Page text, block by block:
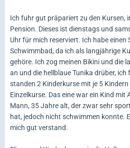
Ich fuhr gut präpariert zu den Kursen,
Pension. Dieses ist dienstags und
Uhr für mich reserviert. Ich habe einen
Schwimmbad, da ich als langjährige
gehöre. Ich zog meinen Bikini und die
an und die hellblaue Tunika drüber,
standen 2 Kinderkurse mit je 5
Einzelkurse. Das eine war ein Kind mit
Mann, 35 Jahre alt, der zwar sehr
hat, jedoch nicht schwimmen konnte.
mich gut verstand.